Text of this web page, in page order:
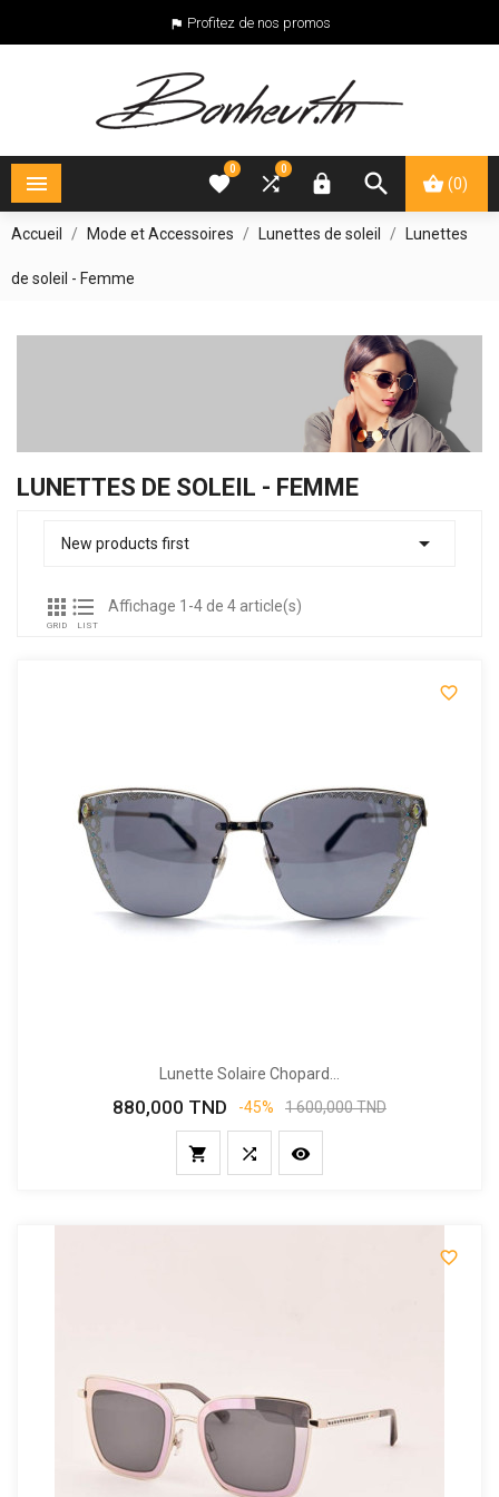
 Profitez de nos promos
 (0)


0

0
Accueil Mode et Accessoires Lunettes de soleil Lunettes
de soleil - Femme
LUNETTES DE SOLEIL - FEMME
New products first 

GRID

LIST
Affichage 1-4 de 4 article(s)

Lunette Solaire Chopard...
Prix
880,000 TND
Prix
-45% 1 600,000 TND
  
